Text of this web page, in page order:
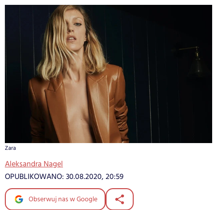
Zara
Aleksandra Nagel
OPUBLIKOWANO: 30.08.2020, 20:59
Obserwuj nas w Google